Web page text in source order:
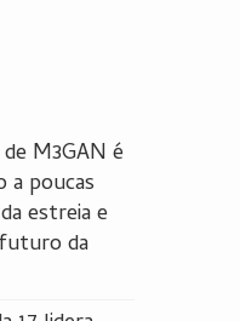
M3GAN é
a poucas
estreia e
da